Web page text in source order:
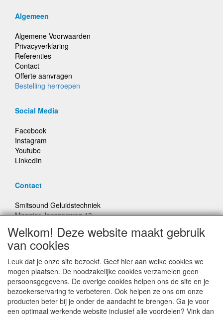
Algemeen
Algemene Voorwaarden
Privacyverklaring
Referenties
Contact
Offerte aanvragen
Bestelling herroepen
Social Media
Facebook
Instagram
Youtube
LinkedIn
Contact
Smitsound Geluidstechniek
Meester Janssenweg 43
E-mail: info@smitsound.nl
Telefoon: +31-(0)6-22256322
Bestellingen binnen Nederland, ongeacht gewicht, verstuurd
voor € 6,95
Prijzen inclusief 21% BTW, tenzij anders vermeldt
Welkom! Deze website maakt gebruik
van cookies
Leuk dat je onze site bezoekt. Geef hier aan welke cookies we
mogen plaatsen. De noodzakelijke cookies verzamelen geen
persoonsgegevens. De overige cookies helpen ons de site en je
bezoekerservaring te verbeteren. Ook helpen ze ons om onze
producten beter bij je onder de aandacht te brengen. Ga je voor
een optimaal werkende website inclusief alle voordelen? Vink dan